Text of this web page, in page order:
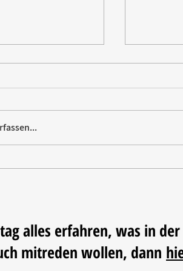
die
alles erfahren, was in
mitreden wollen, dann